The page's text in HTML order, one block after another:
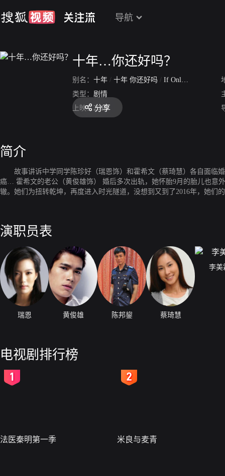
导航
十年…你还好吗？
别名： 十年 / 十年 你还好吗 / If Only I Could
类型： 剧情
上映： 2015
分享
简介
故事讲诉中学同学陈珍好（瑞恩饰）和霍希文（蔡琦慧）各自面临
癌… 霍希文的老公（黄俊雄饰） 婚后多次出轨，她怀胎9月的胎儿也意外胎死腹中。 两个对生活心灰意冷的女人踏入时光隧道，回到10年前，决定重新来过，却因天意弄人，重蹈覆
演职员表
瑞恩 黄俊雄 陈邦鋆 蔡琦慧
李美
电视剧排行榜
法医秦明第一季 米良与麦青